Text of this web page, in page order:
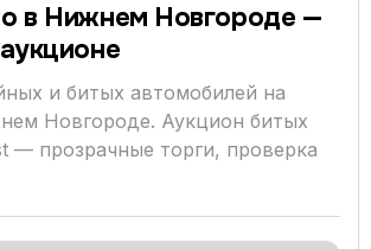
в Нижнем Новгороде —
и битых автомобилей на
Новгороде. Аукцион битых
— прозрачные торги, проверка